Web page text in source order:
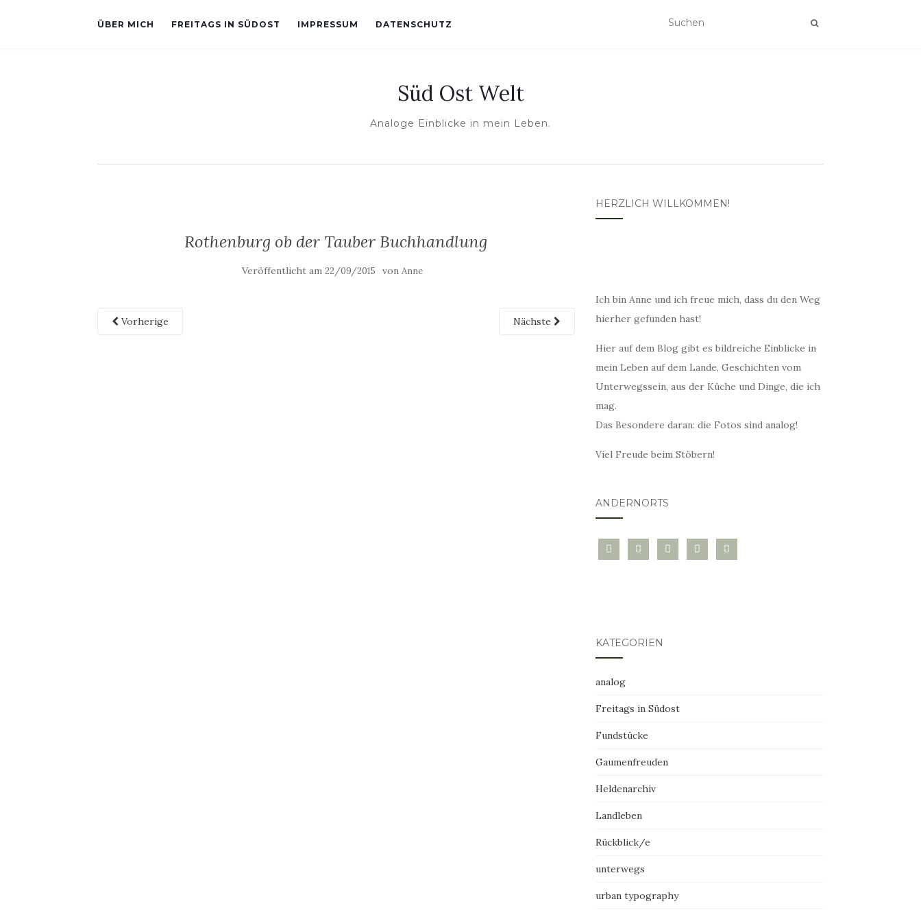
ÜBER MICH FREITAGS IN SÜDOST IMPRESSUM DATENSCHUTZ
Süd Ost Welt
Analoge Einblicke in mein Leben.
Rothenburg ob der Tauber Buchhandlung
Veröffentlicht am22/09/2015 vonAnne
Vorherige Nächste
HERZLICH WILLKOMMEN!
Ich bin Anne und ich freue mich, dass du den Weg
hierher gefunden hast!
Hier auf dem Blog gibt es bildreiche Einblicke in
mein Leben auf dem Lande, Geschichten vom
Unterwegssein, aus der Küche und Dinge, die ich
mag.
Das Besondere daran: die Fotos sind analog!
Viel Freude beim Stöbern!
ANDERNORTS
bloglovininstagramtwitter pinterest
mail
KATEGORIEN
analog
Freitags in Südost
Fundstücke
Gaumenfreuden
Heldenarchiv
Landleben
Rückblick/e
unterwegs
urban typography